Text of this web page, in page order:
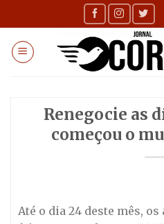
to
content
Renegocie as
começou o
Até o dia 24 deste mês,